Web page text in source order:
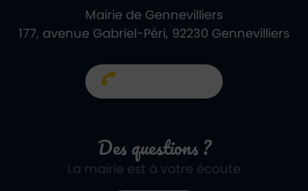
Mairie de Gennevilliers
177, avenue Gabriel-Péri, 92230 Gennevilliers
Des questions ?
La mairie est à votre écoute